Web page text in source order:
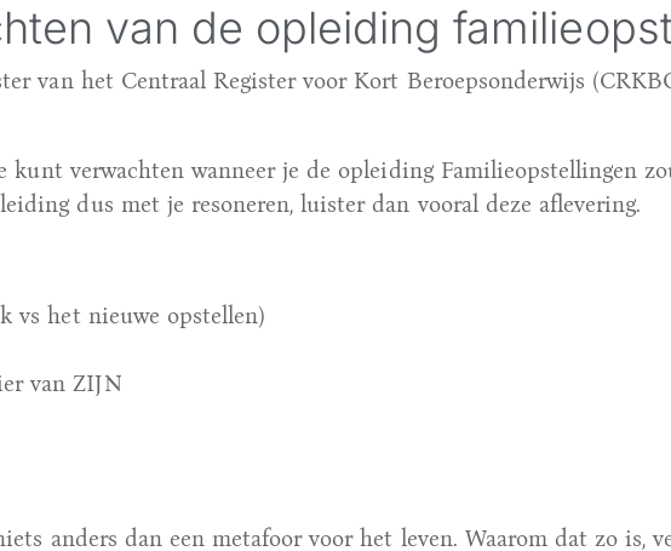
van de opleiding
van het Centraal Register voor Kort Beroepsonderwijs
verwachten wanneer je de opleiding Familieopstellingen
dus met je resoneren, luister dan vooral deze aflevering.
vs het nieuwe opstellen)
van ZIJN
anders dan een metafoor voor het leven. Waarom dat zo is,